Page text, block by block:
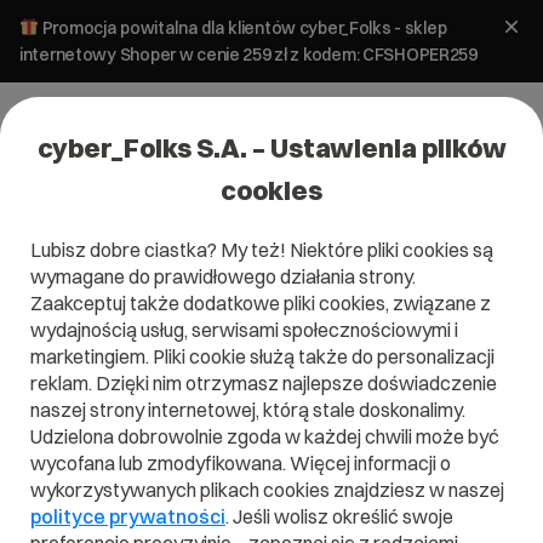
Promocja powitalna dla klientów cyber_Folks - sklep
internetowy Shoper w cenie 259 zł z kodem: CFSHOPER259
Mówią o nas
cyber_Folks S.A. – Ustawienia plików
cookies
Lubisz dobre ciastka? My też! Niektóre pliki cookies są
wymagane do prawidłowego działania strony.
Zaakceptuj także dodatkowe pliki cookies, związane z
wydajnością usług, serwisami społecznościowymi i
marketingiem. Pliki cookie służą także do personalizacji
reklam. Dzięki nim otrzymasz najlepsze doświadczenie
naszej strony internetowej, którą stale doskonalimy.
Udzielona dobrowolnie zgoda w każdej chwili może być
wycofana lub zmodyfikowana. Więcej informacji o
wykorzystywanych plikach cookies znajdziesz w naszej
polityce prywatności. Jeśli wolisz określić swoje